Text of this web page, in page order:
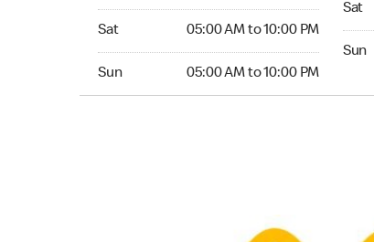
Sat 05:00 AM to 10:00 PM
Sun 05:00 AM to 10:00 PM
Sat
Sun